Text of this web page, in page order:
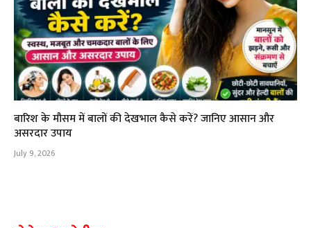
बारिश के मौसम में बालों की देखभाल कैसे करें? जानिए आसान और
असरदार उपाय
July 9, 2026